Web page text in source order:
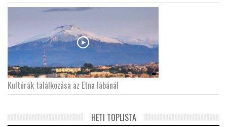
Kultúrák találkozása az Etna lábánál
HETI TOPLISTA